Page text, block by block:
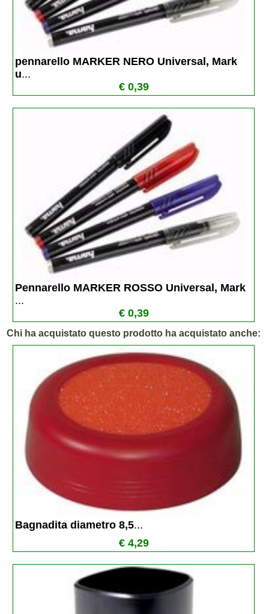
pennarello MARKER NERO Universal, Mark
u...
€ 0,39
Pennarello MARKER ROSSO Universal, Mark
...
€ 0,39
Chi ha acquistato questo prodotto ha acquistato anche:
Bagnadita diametro 8,5...
€ 4,29